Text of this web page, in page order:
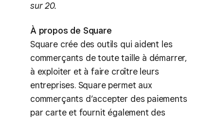
sur 20.
À propos de Square
Square crée des outils qui aident les
commerçants de toute taille à démarrer,
à exploiter et à faire croître leurs
entreprises. Square permet aux
commerçants d’accepter des paiements
par carte et fournit également des